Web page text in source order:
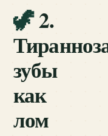
🦖2.
зубы
как
лом